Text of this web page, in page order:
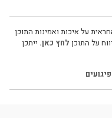
על איכות ואמינות התוכן
על התוכן לחץ כאן. ייתכן
פיגועים